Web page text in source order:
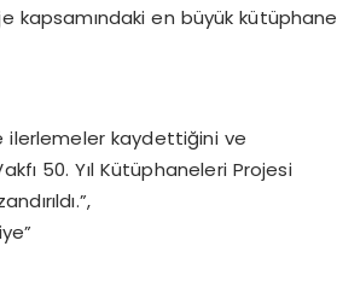
kapsamındaki en büyük kütüphane
ilerlemeler kaydettiğini ve
50. Yıl Kütüphaneleri Projesi